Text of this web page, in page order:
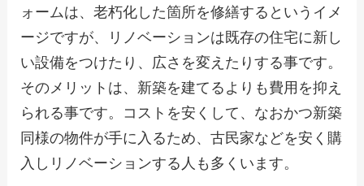
ォームは、老朽化した箇所を修繕するというイメ
ージですが、リノベーションは既存の住宅に新し
い設備をつけたり、広さを変えたりする事です。
そのメリットは、新築を建てるよりも費用を抑え
られる事です。コストを安くして、なおかつ新築
同様の物件が手に入るため、古民家などを安く購
入しリノベーションする人も多くいます。